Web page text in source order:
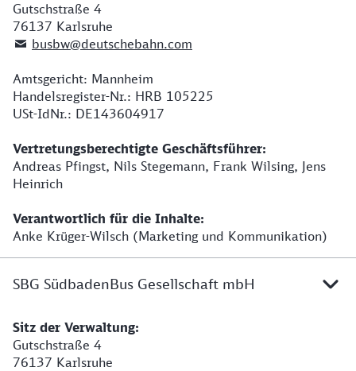
Gutschstraße 4
76137 Karlsruhe
busbw@deutschebahn.com
Amtsgericht: Mannheim
Handelsregister-Nr.: HRB 105225
USt-IdNr.: DE143604917
Vertretungsberechtigte Geschäftsführer:
Andreas Pfingst, Nils Stegemann, Frank Wilsing, Jens
Heinrich
Verantwortlich für die Inhalte:
Anke Krüger-Wilsch (Marketing und Kommunikation)
SBG SüdbadenBus Gesellschaft mbH
h1
Sitz der Verwaltung:
Gutschstraße 4
76137 Karlsruhe